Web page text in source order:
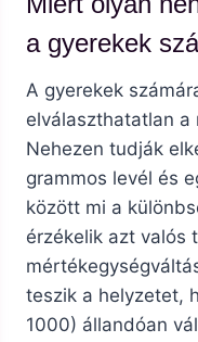
a gyerekek
A gyerekek
elválaszthatatlan
Nehezen tudják
grammos levél és
között mi a
érzékelik azt valós
teszik a helyzetet,
1000) állandóan